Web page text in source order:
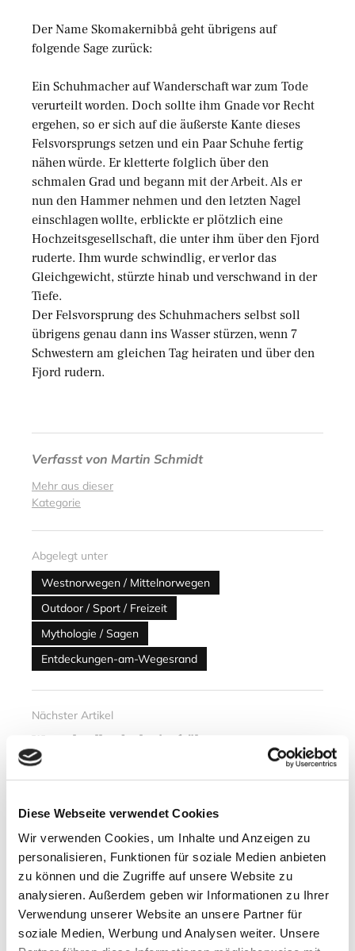
Diese Webseite verwendet Cookies
Wir verwenden Cookies, um Inhalte und Anzeigen zu
personalisieren, Funktionen für soziale Medien anbieten
zu können und die Zugriffe auf unsere Website zu
analysieren. Außerdem geben wir Informationen zu Ihrer
Verwendung unserer Website an unsere Partner für
soziale Medien, Werbung und Analysen weiter. Unsere
Der Name Skomakernibbå geht übrigens auf
folgende Sage zurück:
Ein Schuhmacher auf Wanderschaft war zum Tode
verurteilt worden. Doch sollte ihm Gnade vor Recht
ergehen, so er sich auf die äußerste Kante dieses
Felsvorsprungs setzen und ein Paar Schuhe fertig
nähen würde. Er kletterte folglich über den
schmalen Grad und begann mit der Arbeit. Als er
nun den Hammer nehmen und den letzten Nagel
einschlagen wollte, erblickte er plötzlich eine
Hochzeitsgesellschaft, die unter ihm über den Fjord
ruderte. Ihm wurde schwindlig, er verlor das
Gleichgewicht, stürzte hinab und verschwand in der
Tiefe.
Der Felsvorsprung des Schuhmachers selbst soll
übrigens genau dann ins Wasser stürzen, wenn 7
Schwestern am gleichen Tag heiraten und über den
Fjord rudern.
Verfasst von Martin Schmidt
Mehr aus dieser
Kategorie
Abgelegt unter
Westnorwegen / Mittelnorwegen
Outdoor / Sport / Freizeit
Mythologie / Sagen
Entdeckungen-am-Wegesrand
Nächster Artikel
Wer schneller denkt, ist früher
klug – Buchtipp
Vorheriger Artikel
Libelle, Marienkäfer & Co. –
Buchtipp
25. Mai 2019